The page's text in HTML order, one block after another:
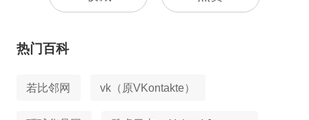
热门百科
若比邻网 vk（原VKontakte）